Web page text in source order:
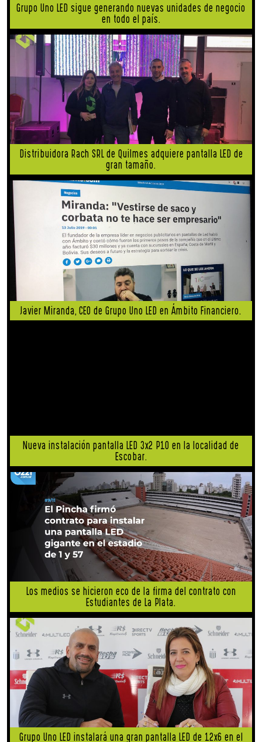
Grupo Uno LED sigue generando nuevas unidades de negocio
en todo el país.
Distribuidora Rach SRL de Quilmes adquiere pantalla LED de
gran tamaño.
Javier Miranda, CEO de Grupo Uno LED en Ámbito Financiero.
Nueva instalación pantalla LED 3x2 P10 en la localidad de
Escobar.
Los medios se hicieron eco de la firma del contrato con
Estudiantes de La Plata.
Grupo Uno LED instalará una gran pantalla LED de 12x6 en el